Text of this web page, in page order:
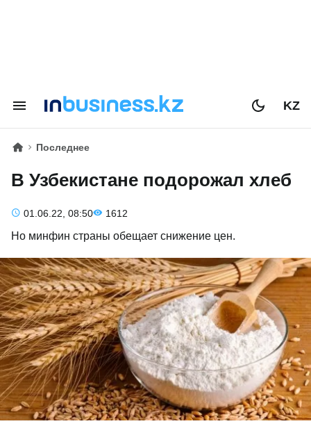
KZ
Последнее
В Узбекистане подорожал хлеб
01.06.22, 08:50 1612
Но минфин страны обещает снижение цен.